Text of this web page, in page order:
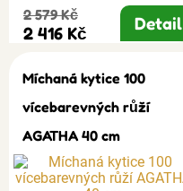
2 579 Kč
2 416 Kč Detail
Míchaná kytice 100
vícebarevných růží
AGATHA 40 cm